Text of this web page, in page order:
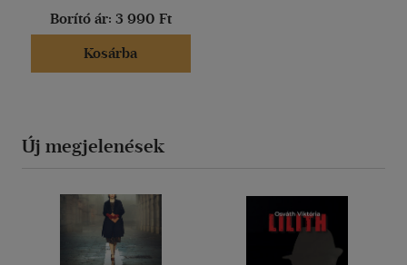
Borító ár: 3 990 Ft
Kosárba
Új megjelenések